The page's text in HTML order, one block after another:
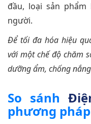
đầu, loại sản
người.
Để tối đa hóa hiệu
với một chế độ chăm
dưỡng ẩm, chống
So sánh
phương pháp